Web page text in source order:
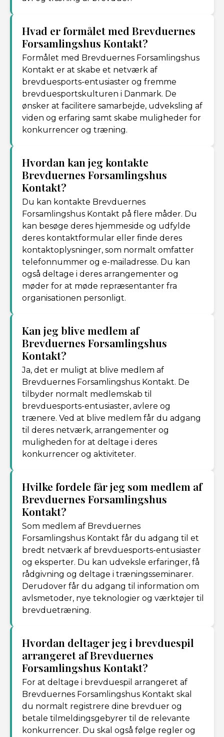
Hvad er formålet med Brevduernes
Forsamlingshus Kontakt?
Formålet med Brevduernes Forsamlingshus
Kontakt er at skabe et netværk af
brevduesports-entusiaster og fremme
brevduesportskulturen i Danmark. De
ønsker at facilitere samarbejde, udveksling af
viden og erfaring samt skabe muligheder for
konkurrencer og træning.
Hvordan kan jeg kontakte
Brevduernes Forsamlingshus
Kontakt?
Du kan kontakte Brevduernes
Forsamlingshus Kontakt på flere måder. Du
kan besøge deres hjemmeside og udfylde
deres kontaktformular eller finde deres
kontaktoplysninger, som normalt omfatter
telefonnummer og e-mailadresse. Du kan
også deltage i deres arrangementer og
møder for at møde repræsentanter fra
organisationen personligt.
Kan jeg blive medlem af
Brevduernes Forsamlingshus
Kontakt?
Ja, det er muligt at blive medlem af
Brevduernes Forsamlingshus Kontakt. De
tilbyder normalt medlemskab til
brevduesports-entusiaster, avlere og
trænere. Ved at blive medlem får du adgang
til deres netværk, arrangementer og
muligheden for at deltage i deres
konkurrencer og aktiviteter.
Hvilke fordele får jeg som medlem af
Brevduernes Forsamlingshus
Kontakt?
Som medlem af Brevduernes
Forsamlingshus Kontakt får du adgang til et
bredt netværk af brevduesports-entusiaster
og eksperter. Du kan udveksle erfaringer, få
rådgivning og deltage i træningsseminarer.
Derudover får du adgang til information om
avlsmetoder, nye teknologier og værktøjer til
brevduetræning.
Hvordan deltager jeg i brevduespil
arrangeret af Brevduernes
Forsamlingshus Kontakt?
For at deltage i brevduespil arrangeret af
Brevduernes Forsamlingshus Kontakt skal
du normalt registrere dine brevduer og
betale tilmeldingsgebyrer til de relevante
konkurrencer. Du skal også følge regler og